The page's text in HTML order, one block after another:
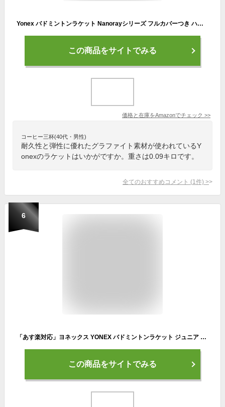
Yonex バドミントンラケット Nanorayシリーズ フルカバーつき ハイテンションプレストリングラケット Senior
この商品をサイトでみる
価格と在庫をAmazonでチェック >>
コーヒー三杯(40代・男性)
耐久性と弾性に優れたグラファイト素材が使われているY
onexのラケットはいかがですか。重さは0.09キロです。
全てのおすすめコメント (1 件) >
6
「あす楽対応」ヨネックス YONEX バドミントンラケット ジュニア ナノフレアジュニア NANOFLARE JUNIOR NF-JR-470 シアン フレームのみ『即日出荷』
この商品をサイトでみる